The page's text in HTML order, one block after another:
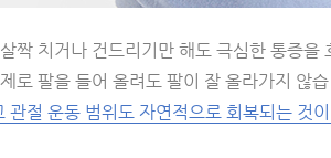
짝 치거나 건드리기만 해도 극심한 통증
로 팔을 들어 올려도 팔이 잘 올라가지 않습
절 운동 범위도 자연적으로 회복되는 것